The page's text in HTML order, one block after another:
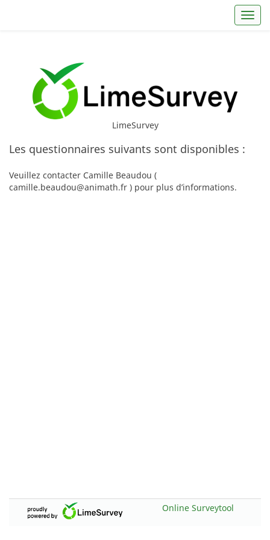
LimeSurvey
Les questionnaires suivants sont disponibles :
Veuillez contacter Camille Beaudou (
camille.beaudou@animath.fr ) pour plus d’informations.
Online Surveytool